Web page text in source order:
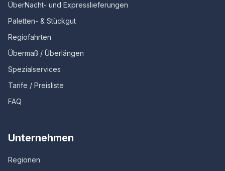
ÜberNacht- und Expresslieferungen
Paletten- & Stückgut
Regiofahrten
Übermaß / Überlängen
Spezialservices
Tarife / Preisliste
FAQ
Unternehmen
Regionen